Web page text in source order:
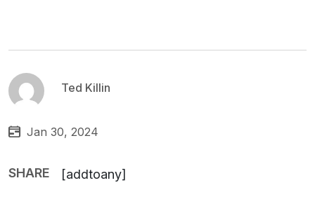
Ted Killin
Jan 30, 2024
SHARE [addtoany]